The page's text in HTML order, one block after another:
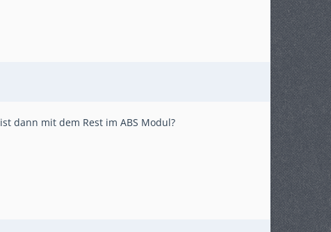
dann mit dem Rest im ABS Modul?